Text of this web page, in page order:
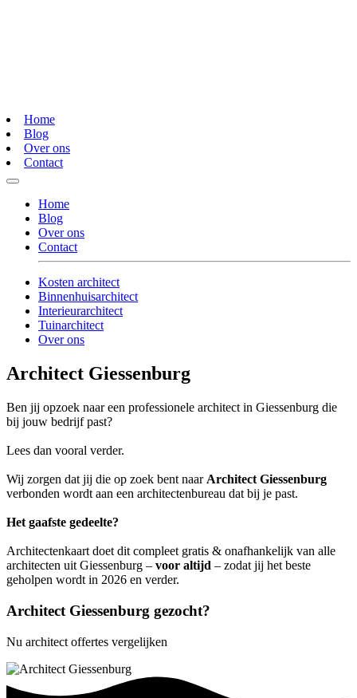
Home
Blog
Over ons
Contact
Home
Blog
Over ons
Contact
Kosten architect
Binnenhuisarchitect
Interieurarchitect
Tuinarchitect
Over ons
Architect Giessenburg
Ben jij opzoek naar een professionele architect in Giessenburg die
bij jouw bedrijf past?
Lees dan vooral verder.
Wij zorgen dat jij die op zoek bent naar Architect Giessenburg
verbonden wordt aan een architectenbureau dat bij je past.
Het gaafste gedeelte?
Architectenkaart doet dit compleet gratis & onafhankelijk van alle
architecten uit Giessenburg – voor altijd – zodat jij het beste
geholpen wordt in 2026 en verder.
Architect Giessenburg gezocht?
Nu architect offertes vergelijken